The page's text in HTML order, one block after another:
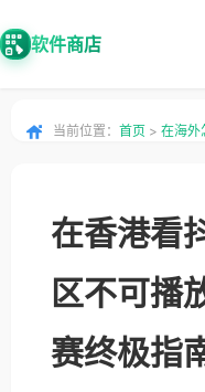
软件商店
当前位置： 首页 > 在海外
在香港看
区不可播
赛终极指